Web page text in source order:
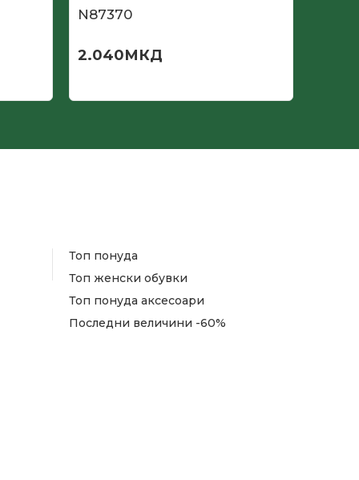
N87370
2.040МКД
Топ понуда
Топ женски обувки
Топ понуда аксесоари
Последни величини -60%